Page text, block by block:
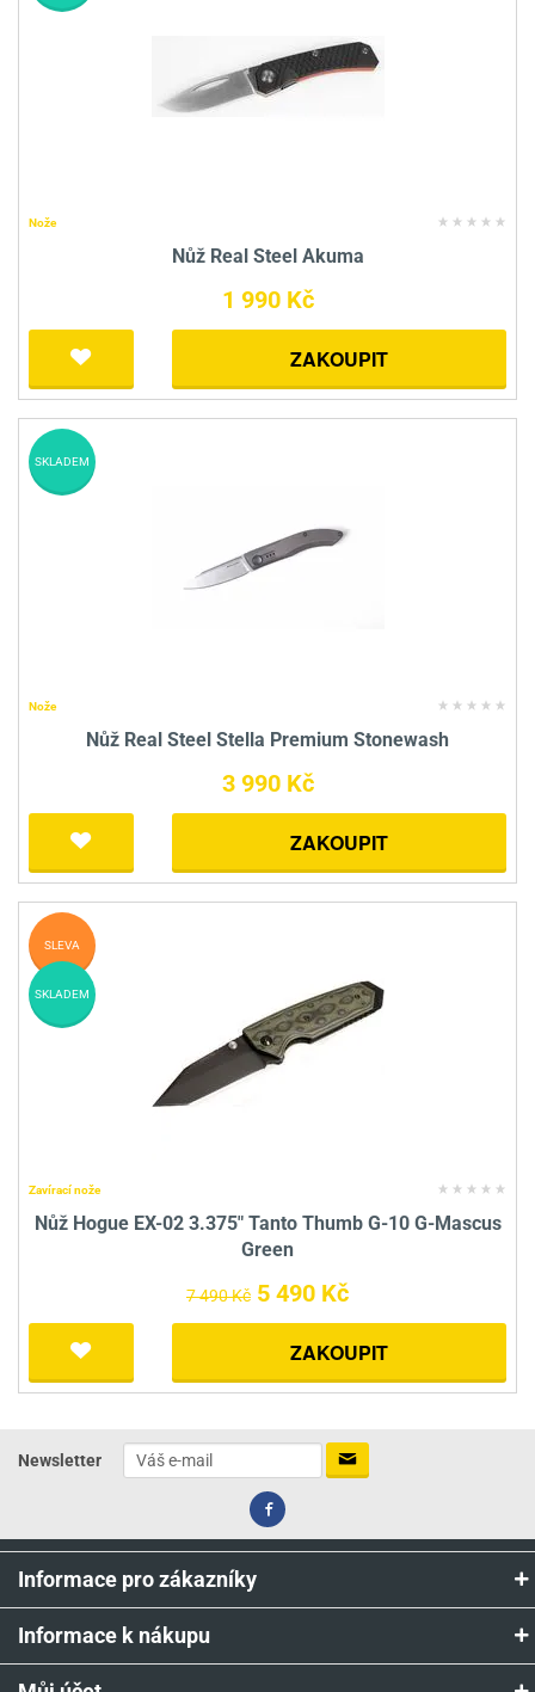
Nože
Nůž Real Steel Akuma
1 990 Kč
ZAKOUPIT
Nože
Nůž Real Steel Stella Premium Stonewash
3 990 Kč
ZAKOUPIT
SKLADEM
Zavírací nože
Nůž Hogue EX-02 3.375" Tanto Thumb G-10 G-Mascus
Green
7 490 Kč 5 490 Kč
ZAKOUPIT
SLEVA
SKLADEM
Newsletter
Informace pro zákazníky
Informace k nákupu